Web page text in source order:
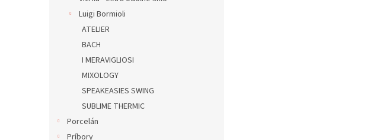
Luigi Bormioli
ATELIER
BACH
I MERAVIGLIOSI
MIXOLOGY
SPEAKEASIES SWING
SUBLIME THERMIC
Porcelán
Príbory